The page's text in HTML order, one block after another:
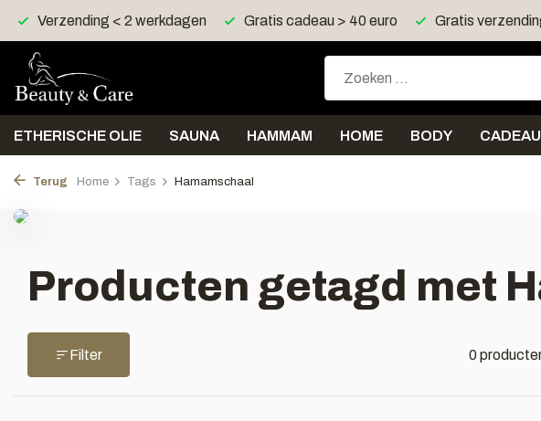
Verzending < 2 werkdagen Gratis cadeau > 40 euro Gratis
ETHERISCHE OLIE SAUNA HAMMAM HOME BODY
Terug Home Tags Hamamschaal
Producten getagd met
Filter 0